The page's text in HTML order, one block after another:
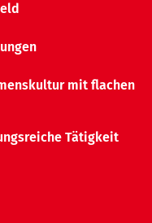
mit flachen
Tätigkeit